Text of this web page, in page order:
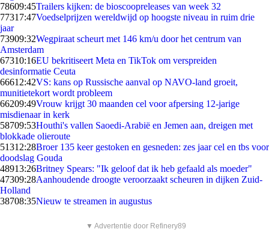
78609:45Trailers kijken: de bioscoopreleases van week 32
77317:47Voedselprijzen wereldwijd op hoogste niveau in ruim drie
jaar
73909:32Wegpiraat scheurt met 146 km/u door het centrum van
Amsterdam
67310:16EU bekritiseert Meta en TikTok om verspreiden
desinformatie Ceuta
66612:42VS: kans op Russische aanval op NAVO-land groeit,
munitietekort wordt probleem
66209:49Vrouw krijgt 30 maanden cel voor afpersing 12-jarige
misdienaar in kerk
58709:53Houthi's vallen Saoedi-Arabië en Jemen aan, dreigen met
blokkade olieroute
51312:28Broer 135 keer gestoken en gesneden: zes jaar cel en tbs voor
doodslag Gouda
48913:26Britney Spears: "Ik geloof dat ik heb gefaald als moeder"
47309:28Aanhoudende droogte veroorzaakt scheuren in dijken Zuid-
Holland
38708:35Nieuw te streamen in augustus
▼ Advertentie door Refinery89